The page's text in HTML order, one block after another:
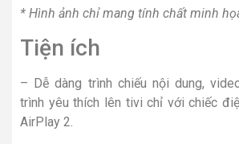
* Hình ảnh chỉ mang tính chất minh
Tiện ích
– Dễ dàng trình chiếu nội dung,
trình yêu thích lên tivi chỉ với chiếc
AirPlay 2.